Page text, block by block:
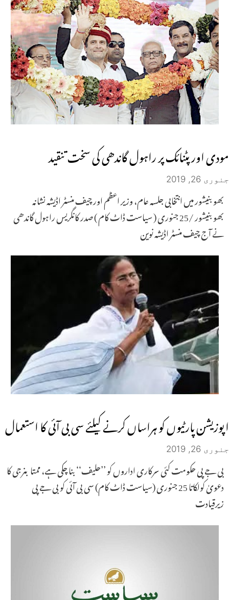
مودی اور پٹنائک پر راہول گاندھی کی سخت تنقید
جنوری 26, 2019
بھوبنیشور میں انتخابی جلسہ عام، وزیر اعظم اور چیف منسٹر اڈیشہ نشانہ
بھوبنیشور /25 جنوری ( سیاست ڈاٹ کام ) صدر کانگریس راہول گاندھی
نے آج چیف منسٹر اڈیشہ نوین
اپوزیشن پارٹیوں کو ہراساں کرنے کیلئے سی بی آئی کا استعمال
جنوری 26, 2019
بی جے پی حکومت کئی سرکاری اداروں کو ’’حلیف‘‘ بنا چکی ہے، ممتا بنرجی کا
دعویٰ کولکاتا 25 جنوری (سیاست ڈاٹ کام) سی بی آئی کو بی جے پی
زیرقیادت